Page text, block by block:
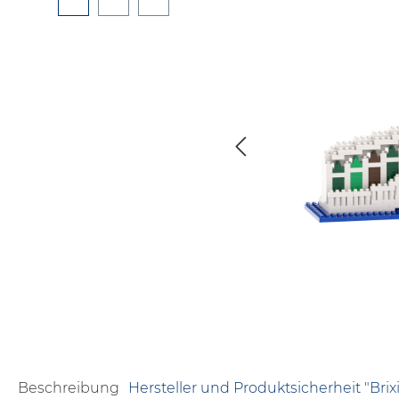
Beschreibung Hersteller und Produktsicherheit